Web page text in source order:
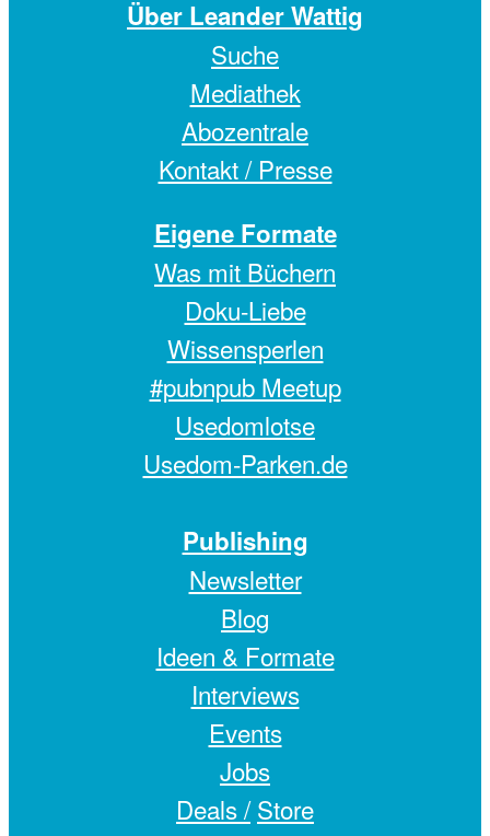
Über Leander Wattig
Suche
Mediathek
Abozentrale
Kontakt / Presse
Eigene Formate
Was mit Büchern
Doku-Liebe
Wissensperlen
#pubnpub Meetup
Usedomlotse
Usedom-Parken.de
Publishing
Newsletter
Blog
Ideen & Formate
Interviews
Events
Jobs
Deals / Store